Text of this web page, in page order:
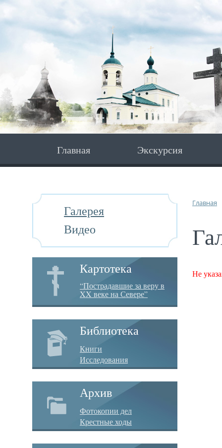
Главная Экскурсия
Галерея
Видео
Картотека
“Пострадавшие за веру в
XX веке на Севере”
Библиотека
Книги
Исследования
Архив
Фотокопии дел
Крестные ходы
Главная
Не